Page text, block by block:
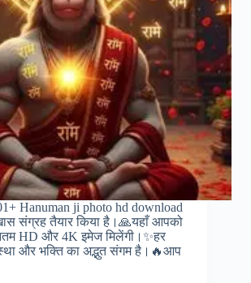
Hanuman ji photo hd download
संग्रह तैयार किया है।🙏यहाँ आपको
HD और 4K इमेज मिलेंगी।✨हर
और भक्ति का अद्भुत संगम है।🔥आप